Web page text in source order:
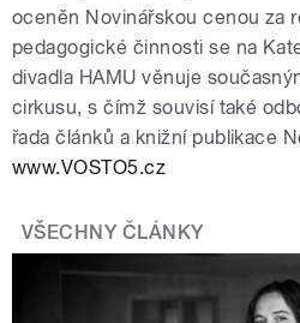
oceněn Novinářskou cenou za
pedagogické činnosti se na
divadla HAMU věnuje
cirkusu, s čímž souvisí také
řada článků a knižní publikace
www.VOSTO5.cz
VŠECHNY ČLÁNKY